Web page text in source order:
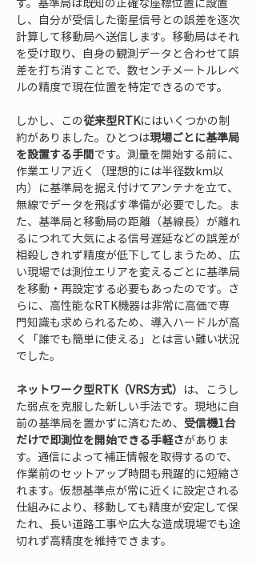
し、自分が受信した衛星信号との誤差を逐次
計算して移動局へ送信します。移動局はそれ
を受け取り、自身の観測データと合わせて誤
差を打ち消すことで、数センチメートルレベ
ルの精度で現在位置を特定できるのです。
しかし、この従来型RTKにはいくつかの制
約がありました。ひとつは現場ごとに基準局
を設置する手間です。測量を開始する前に、
作業エリア近く（理想的には半径数km以
内）に基準局を据え付けてアンテナを立て、
無線でデータを飛ばす準備が必要でした。ま
た、基準局と移動局の距離（基線長）が離れ
るにつれて大気による信号遅延などの誤差が
相殺しきれず精度が低下してしまうため、広
い現場では測位エリアを変えるごとに基準局
を移動・再設定する必要もあったのです。さ
らに、高性能なRTK機器は非常に高価で専
門知識も求められるため、導入ハードルが高
く「誰でも簡単に使える」とは言い難い状況
でした。
ネットワーク型RTK（VRS方式） は、こうし
た弱点を克服した新しい手法です。現地に自
前の基準局を置かずに済むため、 受信機1台
だけで即測位を開始できる手軽さがありま
す。通信によって補正情報を取得するので、
作業前のセットアップ時間も飛躍的に短縮さ
れます。仮想基準点が常に近くに設定される
仕組みにより、移動しても精度が安定して保
たれ、長い道路工事や広大な造成現場でも途
切れず高精度を維持できます。